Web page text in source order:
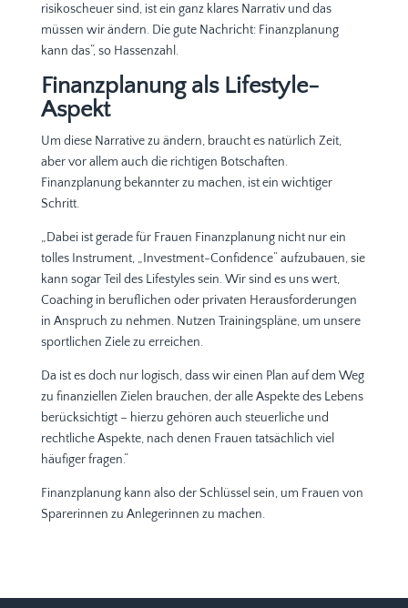
risikoscheuer sind, ist ein ganz klares Narrativ und das
müssen wir ändern. Die gute Nachricht: Finanzplanung
kann das“, so Hassenzahl.
Finanzplanung als Lifestyle-
Aspekt
Um diese Narrative zu ändern, braucht es natürlich Zeit,
aber vor allem auch die richtigen Botschaften.
Finanzplanung bekannter zu machen, ist ein wichtiger
Schritt.
„Dabei ist gerade für Frauen Finanzplanung nicht nur ein
tolles Instrument, „Investment-Confidence“ aufzubauen, sie
kann sogar Teil des Lifestyles sein. Wir sind es uns wert,
Coaching in beruflichen oder privaten Herausforderungen
in Anspruch zu nehmen. Nutzen Trainingspläne, um unsere
sportlichen Ziele zu erreichen.
Da ist es doch nur logisch, dass wir einen Plan auf dem Weg
zu finanziellen Zielen brauchen, der alle Aspekte des Lebens
berücksichtigt – hierzu gehören auch steuerliche und
rechtliche Aspekte, nach denen Frauen tatsächlich viel
häufiger fragen.“
Finanzplanung kann also der Schlüssel sein, um Frauen von
Sparerinnen zu Anlegerinnen zu machen.